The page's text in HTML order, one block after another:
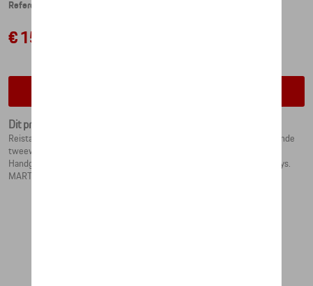
Referentie: WAP0359270P0MR
€ 151,50
Dit product is momenteel niet op stock
Reistas in het iconische MARTINI RACING® Safari design. Waterafstotende
tweewegrits. Interieur met zakdetails. Schuifzakken aan de uiteinden.
Handgrepen en afneembare schouderriem met MARTINI RACING®-inlays.
MARTINI RACING®-strepen en collectielogo op de buitenkant.